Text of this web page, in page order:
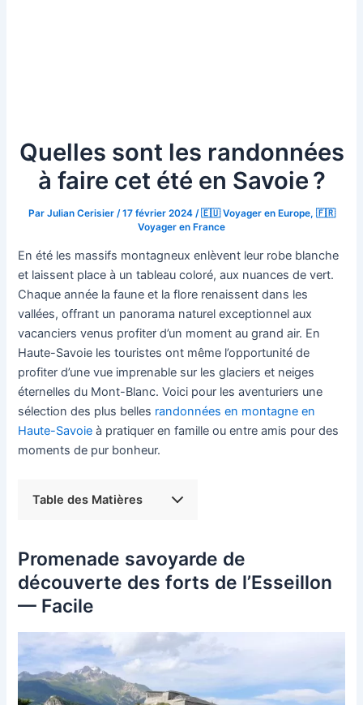
Quelles sont les randonnées
à faire cet été en Savoie ?
Par Julian Cerisier /17 février 2024 /🇪🇺 Voyager en Europe, 🇫🇷
Voyager en France
En été les massifs montagneux enlèvent leur robe blanche
et laissent place à un tableau coloré, aux nuances de vert.
Chaque année la faune et la flore renaissent dans les
vallées, offrant un panorama naturel exceptionnel aux
vacanciers venus profiter d’un moment au grand air. En
Haute-Savoie les touristes ont même l’opportunité de
profiter d’une vue imprenable sur les glaciers et neiges
éternelles du Mont-Blanc. Voici pour les aventuriers une
sélection des plus belles randonnées en montagne en
Haute-Savoie à pratiquer en famille ou entre amis pour des
moments de pur bonheur.
Table des Matières
Promenade savoyarde de
découverte des forts de l’Esseillon
— Facile